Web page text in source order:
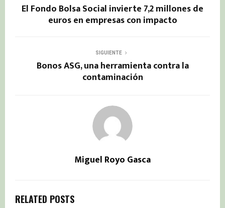
El Fondo Bolsa Social invierte 7,2 millones de
euros en empresas con impacto
SIGUIENTE
Bonos ASG, una herramienta contra la
contaminación
Miguel Royo Gasca
RELATED POSTS